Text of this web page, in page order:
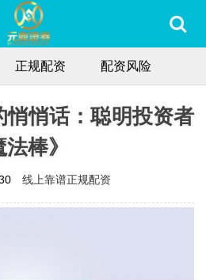
正规配资 配资风险
悄悄话：聪明投资者
棒》
线上靠谱正规配资